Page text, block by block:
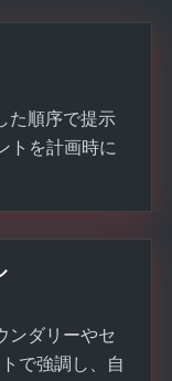
た順序で提示
トを計画時に
ンダリーやセ
で強調し、自